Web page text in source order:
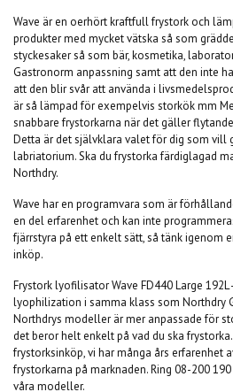
Wave är en oerhört kraftfull frystork och
produkter med mycket vätska så som
styckesaker så som bär, kosmetika,
Gastronorm anpassning samt att den inte
att den blir svår att använda i
är så lämpad för exempelvis storkök mm
snabbare frystorkarna när det gäller
Detta är det självklara valet för dig som vill
labriatorium. Ska du frystorka färdiglagad
Northdry.
Wave har en programvara som är
en del erfarenhet och kan inte
fjärrstyra på ett enkelt sätt, så tänk igenom
inköp.
Frystork lyofilisator Wave FD440 Large
lyophilization i samma klass som Northdry
Northdrys modeller är mer anpassade för
det beror helt enkelt på vad du ska
frystorksinköp, vi har många års erfarenhet
frystorkarna på marknaden. Ring 08-200
våra modeller.